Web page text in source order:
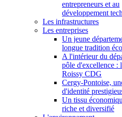
entrepreneurs et au
développement
Les infrastructures
Les entreprises
Un jeune
longue tradition
A l'intérieur du
pôle d'excellence :
Roissy CDG
Cergy-Pontoise,
d'identité
Un tissu
riche et diversifié